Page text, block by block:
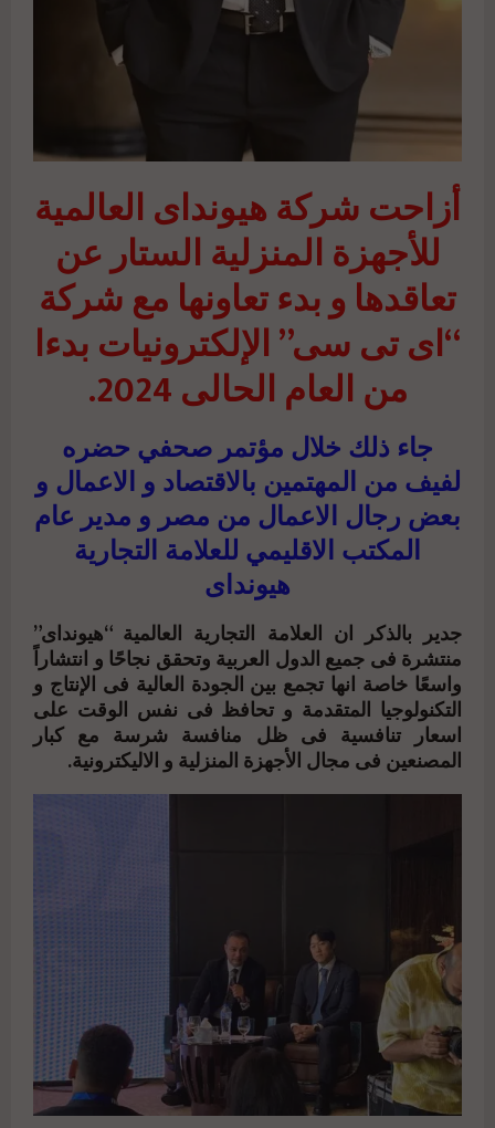
أزاحت شركة هيونداى العالمية
للأجهزة المنزلية الستار عن
تعاقدها و بدء تعاونها مع شركة
“اى تى سى” الإلكترونيات بدءا
من العام الحالى 2024.
جاء ذلك خلال مؤتمر صحفي حضره
لفيف من المهتمين بالاقتصاد و الاعمال و
بعض رجال الاعمال من مصر و مدير عام
المكتب الاقليمي للعلامة التجارية
هيونداى
جدير بالذكر ان العلامة التجارية العالمية “هيونداى”
منتشرة فى جميع الدول العربية وتحقق نجاحًا و انتشاراً
واسعًا خاصة انها تجمع بين الجودة العالية فى الإنتاج و
التكنولوجيا المتقدمة و تحافظ فى نفس الوقت على
اسعار تنافسية فى ظل منافسة شرسة مع كبار
المصنعين فى مجال الأجهزة المنزلية و الاليكترونية.